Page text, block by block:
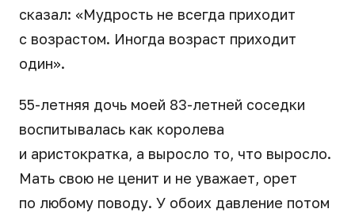
сказал: «Мудрость не всегда приходит
с возрастом. Иногда возраст приходит
один».
55-летняя дочь моей 83-летней соседки
воспитывалась как королева
и аристократка, а выросло то, что выросло.
Мать свою не ценит и не уважает, орет
по любому поводу. У обоих давление потом